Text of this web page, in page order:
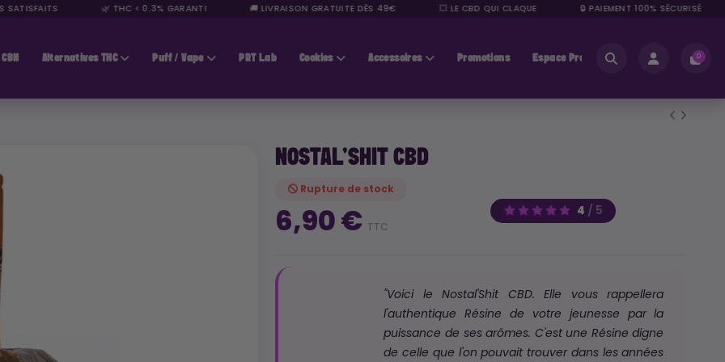
🌿 THC < 0.3% GARANTI 🚚 LIVRAISON GRATUITE DÈS 49€ 💥 LE CBD QUI CLAQUE 🔒 PAIEMENT 100% SÉCURISÉ
CBN Alternatives THC Puff / Vape PRT Lab Cookies Accessoires Promotions Espace Pros 0
NOSTAL'SHIT CBD
4 / 5
Rupture de stock
6,90 € TTC
"Voici le Nostal'Shit CBD. Elle vous rappellera
l'authentique Résine de votre jeunesse par la
puissance de ses arômes. C'est une Résine digne
de celle que l'on pouvait trouver dans les années